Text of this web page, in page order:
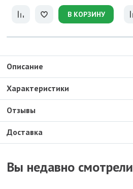
В КОРЗИНУ
Доставка
Описание
Характеристики
Отзывы
Вы недавно смотрели